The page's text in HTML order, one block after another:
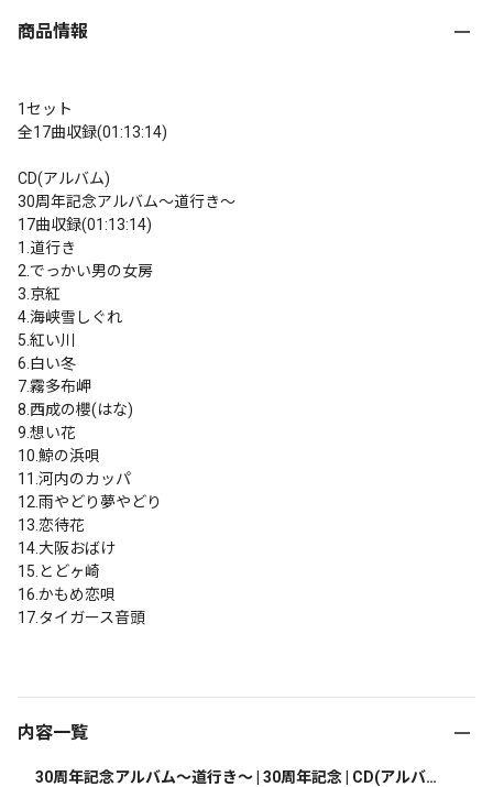
商品情報
1セット
全17曲収録(01:13:14)
CD(アルバム)
30周年記念アルバム～道行き～
17曲収録(01:13:14)
1.道行き
2.でっかい男の女房
3.京紅
4.海峡雪しぐれ
5.紅い川
6.白い冬
7.霧多布岬
8.西成の櫻(はな)
9.想い花
10.鯨の浜唄
11.河内のカッパ
12.雨やどり夢やどり
13.恋待花
14.大阪おばけ
15.とどヶ崎
16.かもめ恋唄
17.タイガース音頭
内容一覧
30周年記念アルバム～道行き～ | 30周年記念 | CD(アルバ